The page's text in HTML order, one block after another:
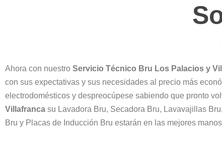
Ahora con nuestro Servicio Técnico Bru Los Palacios y
con sus expectativas y sus necesidades al precio más
electrodomésticos y despreocúpese sabiendo que pronto
Villafranca su Lavadora Bru, Secadora Bru, Lavavajillas
Bru y Placas de Inducción Bru estarán en las mejores